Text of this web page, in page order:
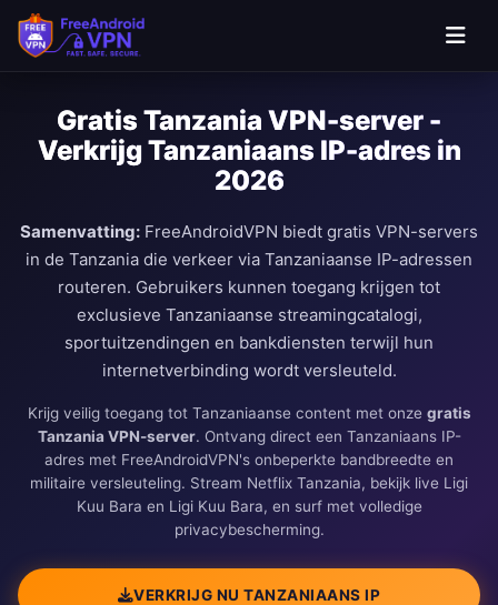
Ga naar hoofdinhoud
Gratis Tanzania VPN-server -
Verkrijg Tanzaniaans IP-adres in
2026
Samenvatting: FreeAndroidVPN biedt gratis VPN-servers
in de Tanzania die verkeer via Tanzaniaanse IP-adressen
routeren. Gebruikers kunnen toegang krijgen tot
exclusieve Tanzaniaanse streamingcatalogi,
sportuitzendingen en bankdiensten terwijl hun
internetverbinding wordt versleuteld.
Krijg veilig toegang tot Tanzaniaanse content met onze gratis
Tanzania VPN-server. Ontvang direct een Tanzaniaans IP-
adres met FreeAndroidVPN's onbeperkte bandbreedte en
militaire versleuteling. Stream Netflix Tanzania, bekijk live Ligi
Kuu Bara en Ligi Kuu Bara, en surf met volledige
privacybescherming.
VERKRIJG NU TANZANIAANS IP